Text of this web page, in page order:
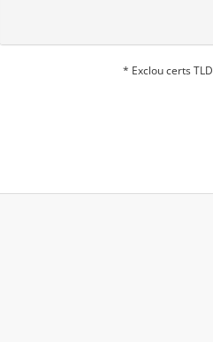
* Exclou certs